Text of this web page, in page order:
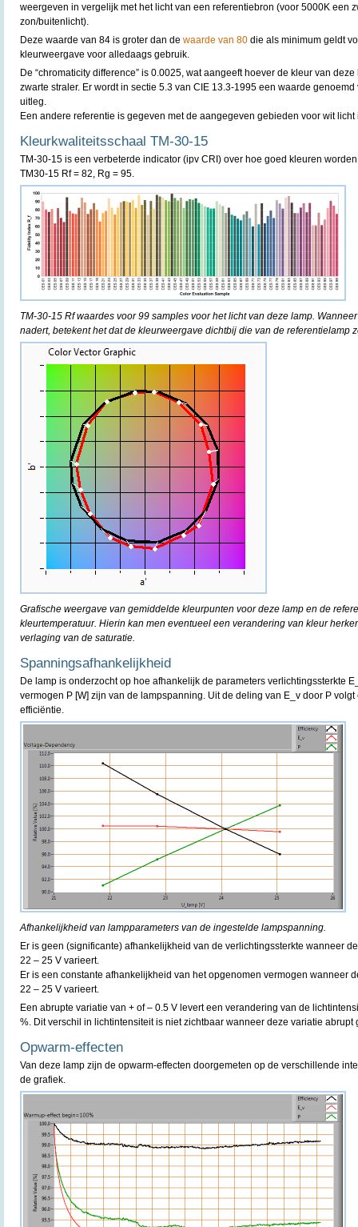
weergeven in vergelijk met het licht van een referentiebron (voor 5000K een
zon/buitenlicht).
Deze waarde van 84 is groter dan de waarde van 80 die als minimum geldt
kleurweergave voor alledaags gebruik.
De “chromaticity difference” is 0.0025, wat aangeeft hoever de kleur van
zwarte straler. Er wordt in sectie 5.3 van CIE 13.3-1995 een waarde
uitleg.
Een andere referentie is gegeven met de aangegeven gebieden voor wit
Kleurkwaliteitsschaal TM-30-15
TM-30-15 is een verbeterde indicator (ipv CRI) over hoe goed kleuren
TM30-15 Rf = 82, Rg = 95.
TM-30-15 Rf waardes voor 99 samples voor het licht van deze lamp.
nadert, betekent het dat de kleurweergave dichtbij die van de referentielamp
Grafische weergave van gemiddelde kleurpunten voor deze lamp en de
kleurtemperatuur. Hierin kan men eventueel een verandering van kleur
verlaging van de saturatie.
Spanningsafhankelijkheid
De lamp is onderzocht op hoe afhankelijk de parameters verlichtingssterkte
vermogen P [W] zijn van de lampspanning. Uit de deling van E_v door P
efficiëntie.
Afhankelijkheid van lampparameters van de ingestelde lampspanning.
Er is geen (significante) afhankelijkheid van de verlichtingssterkte wanneer
22 – 25 V varieert.
Er is een constante afhankelijkheid van het opgenomen vermogen wanneer
22 – 25 V varieert.
Een abrupte variatie van + of – 0.5 V levert een verandering van de
%. Dit verschil in lichtintensiteit is niet zichtbaar wanneer deze variatie abrupt
Opwarm-effecten
Van deze lamp zijn de opwarm-effecten doorgemeten op de verschillende
de grafiek.